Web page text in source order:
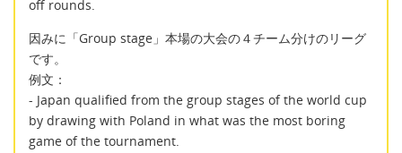
off rounds.
因みに「Group stage」本場の大会の４チーム分けのリーグ
です。
例文：
- Japan qualified from the group stages of the world cup
by drawing with Poland in what was the most boring
game of the tournament.